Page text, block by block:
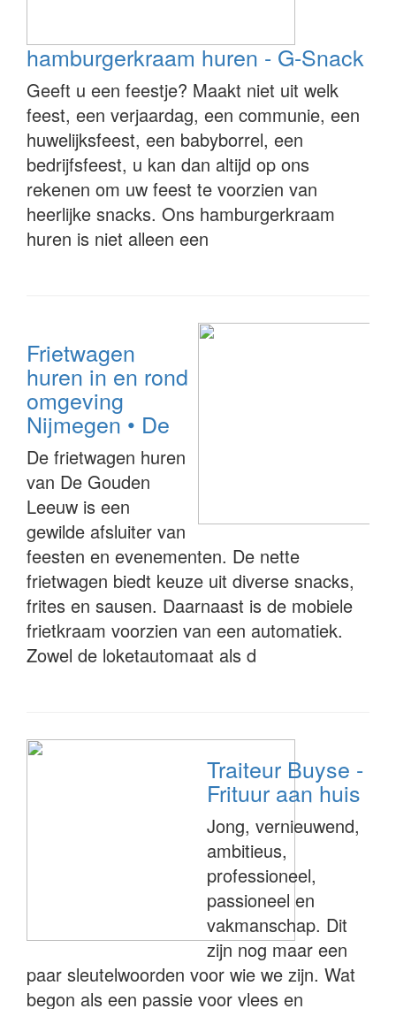
hamburgerkraam huren - G-Snack
Geeft u een feestje? Maakt niet uit welk
feest, een verjaardag, een communie, een
huwelijksfeest, een babyborrel, een
bedrijfsfeest, u kan dan altijd op ons
rekenen om uw feest te voorzien van
heerlijke snacks. Ons hamburgerkraam
huren is niet alleen een
Frietwagen
huren in en rond
omgeving
Nijmegen • De
De frietwagen huren
van De Gouden
Leeuw is een
gewilde afsluiter van
feesten en evenementen. De nette
frietwagen biedt keuze uit diverse snacks,
frites en sausen. Daarnaast is de mobiele
frietkraam voorzien van een automatiek.
Zowel de loketautomaat als d
Traiteur Buyse -
Frituur aan huis
Jong, vernieuwend,
ambitieus,
professioneel,
passioneel en
vakmanschap. Dit
zijn nog maar een
paar sleutelwoorden voor wie we zijn. Wat
begon als een passie voor vlees en